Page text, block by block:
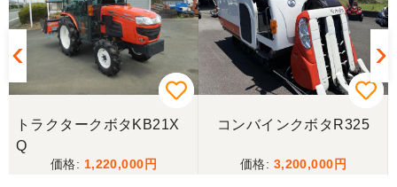
とても良くしてもらいました。また購入したいと思
います。
香川県／西川忠洋
丁寧な対応をしていただき計量選別機を無事持ち帰
けることが出来て大満足です。リンスクさんありが
トラクタークボタKB21X
Q
1,220,000
コンバインクボタR325
3,200,000